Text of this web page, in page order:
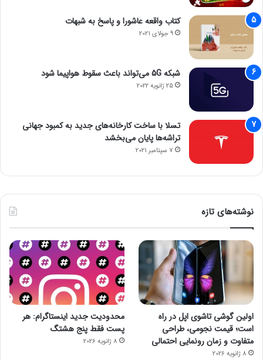
کتاب واقعه عاشورا و پاسخ به شبهات
9 جولای 2021
شبکه 5G می‌تواند باعث سقوط هواپیما شود
25 ژانویه 2022
تسلا با ساخت کارخانه‌های جدید به کمبود جهانی
تراشه‌ها پایان می‌بخشد
7 سپتامبر 2021
نوشته‌های تازه
اولین گوشی تاشوی اپل در راه
است؛ قیمت نجومی، طراحی
متفاوت و زمان رونمایی احتمالی
8 ژانویه 2026
محدودیت جدید اینستاگرام: هر
پست فقط پنج هشتگ
8 ژانویه 2026